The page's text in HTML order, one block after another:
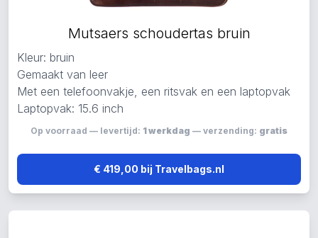
Mutsaers schoudertas bruin
Kleur: bruin
Gemaakt van leer
Met een telefoonvakje, een ritsvak en een laptopvak
Laptopvak: 15.6 inch
Op voorraad — levertijd: 1 werkdag — verzending: gratis
€ 419,00 bij Travelbags.nl